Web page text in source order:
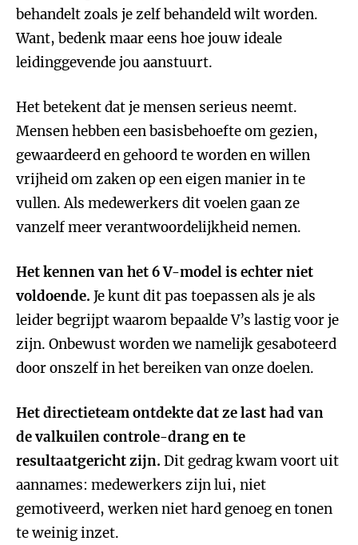
behandelt zoals je zelf behandeld wilt worden.
Want, bedenk maar eens hoe jouw ideale
leidinggevende jou aanstuurt.
Het betekent dat je mensen serieus neemt.
Mensen hebben een basisbehoefte om gezien,
gewaardeerd en gehoord te worden en willen
vrijheid om zaken op een eigen manier in te
vullen. Als medewerkers dit voelen gaan ze
vanzelf meer verantwoordelijkheid nemen.
Het kennen van het 6 V-model is echter niet
voldoende. Je kunt dit pas toepassen als je als
leider begrijpt waarom bepaalde V’s lastig voor je
zijn. Onbewust worden we namelijk gesaboteerd
door onszelf in het bereiken van onze doelen.
Het directieteam ontdekte dat ze last had van
de valkuilen controle-drang en te
resultaatgericht zijn. Dit gedrag kwam voort uit
aannames: medewerkers zijn lui, niet
gemotiveerd, werken niet hard genoeg en tonen
te weinig inzet.